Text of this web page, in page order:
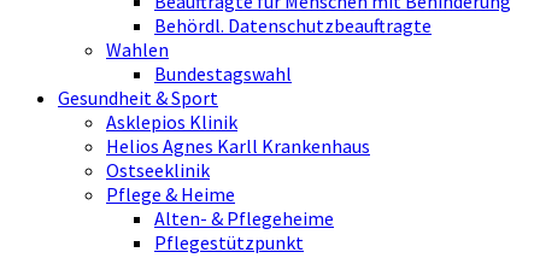
Behördl. Datenschutzbeauftragte
Wahlen
Bundestagswahl
Gesundheit & Sport
Asklepios Klinik
Helios Agnes Karll Krankenhaus
Ostseeklinik
Pflege & Heime
Alten- & Pflegeheime
Pflegestützpunkt